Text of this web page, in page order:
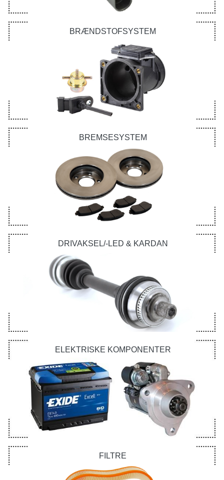
BRÆNDSTOFSYSTEM
BREMSESYSTEM
DRIVAKSEL/-LED & KARDAN
ELEKTRISKE KOMPONENTER
FILTRE